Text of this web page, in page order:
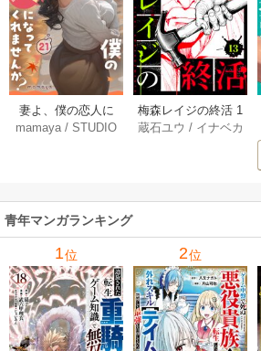
妻よ、僕の恋人に
なってくれません
mamaya/STUDIO
梅森レイジの終活 1
3巻
蔵石ユウ / イナベカ
青年マンガランキング
1位 2位